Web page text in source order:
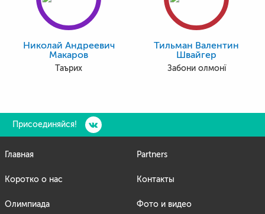
Николай Андреевич
Макаров
Таърих
Тильман Валентин
Швайгер
Забони олмонї
Присоединяйся!
Главная
Коротко о нас
Олимпиада
Partners
Контакты
Фото и видео